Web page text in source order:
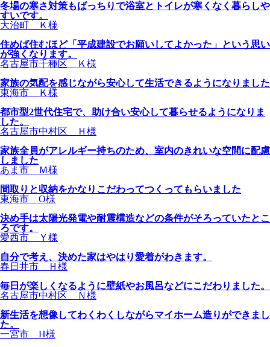
冬場の寒さ対策もばっちりで浴室とトイレが寒くなく暮らしや
すいです。
大治町 Ｋ様
住めば住むほど「平成建設でお願いしてよかった」という思い
が強くなります。
名古屋市千種区 Ｋ様
家族の気配を感じながら安心して生活できるようになりました
東海市 Ｋ様
都市型2世代住宅で、助け合い安心して暮らせるようになりま
した。
名古屋市中村区 Ｈ様
家族全員がアレルギー持ちのため、室内のきれいな空間に配慮
しました
あま市 Ｍ様
間取りと収納をかなりこだわってつくってもらいました
東海市 O様
決め手は太陽光発電や耐震構造などの条件がそろっていたとこ
ろです。
愛西市 Ｙ様
自分で考え、決めた家はやはり愛着がわきます。
春日井市 Ｈ様
毎日が楽しくなるように壁紙やお風呂などにこだわりました。
名古屋市中村区 Ｎ様
新生活を想像してわくわくしながらマイホーム造りができまし
た。
一宮市 H様